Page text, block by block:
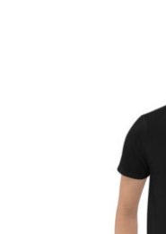
Camiseta